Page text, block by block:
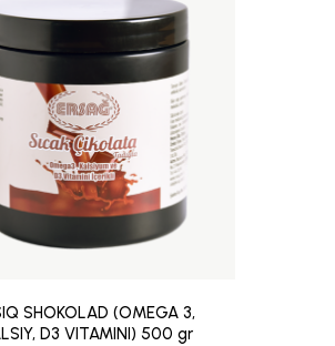
SHOKOLAD (OMEGA 3,
D3 VITAMINI) 500 gr